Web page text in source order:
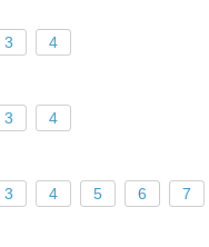
3 4
3 4
3 4 5 6 7